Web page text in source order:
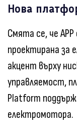
Нова
Смята се, че
проектирана за
акцент върху
управляемост,
Platform
електромотора.